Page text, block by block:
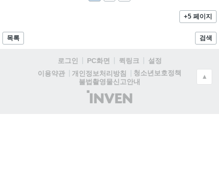
+5 페이지
목록 검색
로그인 PC화면 퀵링크
설정
이용약관
개인정보처리방침
청소년보호정책
불법촬영물신고안내
(주)
인
▲